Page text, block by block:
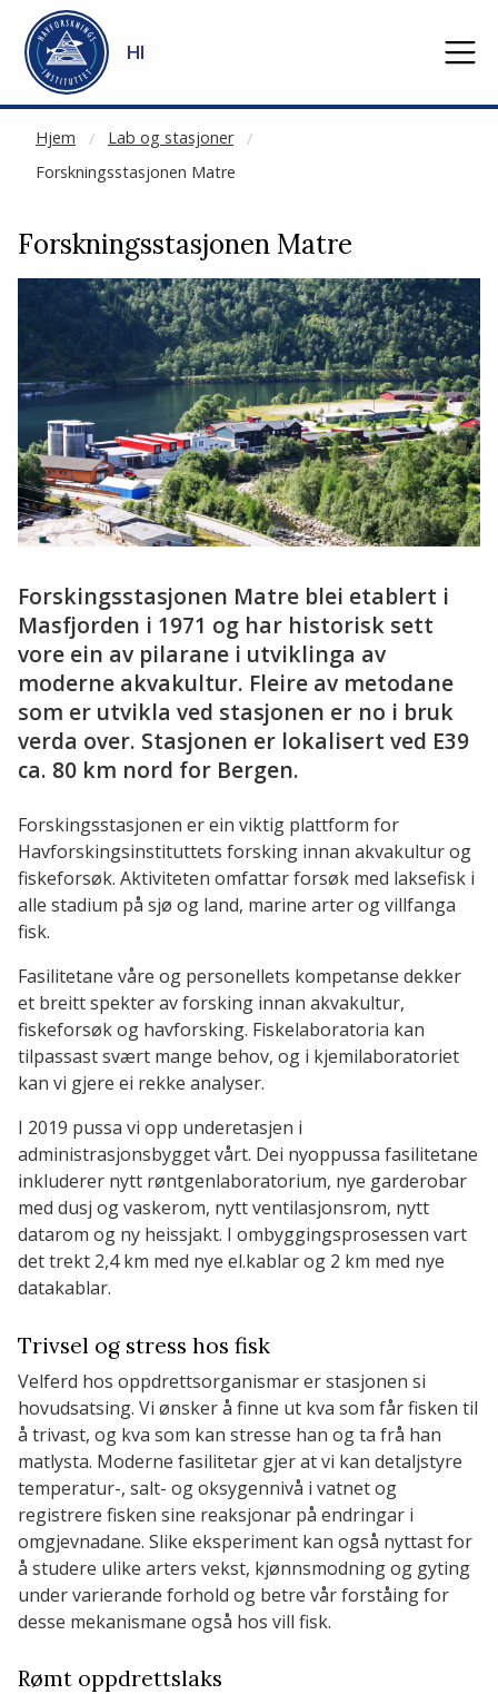
Gå til hovedinnhold
HI
Hjem
Lab og stasjoner
Forskningsstasjonen Matre
NOT CACHED
Forskningsstasjonen Matre
Forskingsstasjonen Matre blei etablert i
Masfjorden i 1971 og har historisk sett
vore ein av pilarane i utviklinga av
moderne akvakultur. Fleire av metodane
som er utvikla ved stasjonen er no i bruk
verda over. Stasjonen er lokalisert ved E39
ca. 80 km nord for Bergen.
Forskingsstasjonen er ein viktig plattform for
Havforskingsinstituttets forsking innan akvakultur og
fiskeforsøk. Aktiviteten omfattar forsøk med laksefisk i
alle stadium på sjø og land, marine arter og villfanga
fisk.
Fasilitetane våre og personellets kompetanse dekker
et breitt spekter av forsking innan akvakultur,
fiskeforsøk og havforsking. Fiskelaboratoria kan
tilpassast svært mange behov, og i kjemilaboratoriet
kan vi gjere ei rekke analyser.
I 2019 pussa vi opp underetasjen i
administrasjonsbygget vårt. Dei nyoppussa fasilitetane
inkluderer nytt røntgenlaboratorium, nye garderobar
med dusj og vaskerom, nytt ventilasjonsrom, nytt
datarom og ny heissjakt. I ombyggingsprosessen vart
det trekt 2,4 km med nye el.kablar og 2 km med nye
datakablar.
Trivsel og stress hos fisk
Velferd hos oppdrettsorganismar er stasjonen si
hovudsatsing. Vi ønsker å finne ut kva som får fisken til
å trivast, og kva som kan stresse han og ta frå han
matlysta. Moderne fasilitetar gjer at vi kan detaljstyre
temperatur-, salt- og oksygennivå i vatnet og
registrere fisken sine reaksjonar på endringar i
omgjevnadane. Slike eksperiment kan også nyttast for
å studere ulike arters vekst, kjønnsmodning og gyting
under varierande forhold og betre vår forståing for
desse mekanismane også hos vill fisk.
Rømt oppdrettslaks